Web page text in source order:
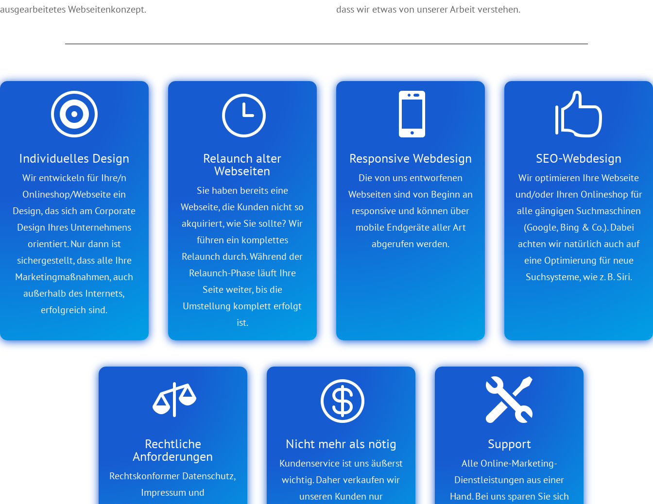
ausgearbeitetes Webseitenkonzept.
dass wir etwas von unserer Arbeit verstehen.

Individuelles Design
Wir entwickeln für Ihre/n
Onlineshop/Webseite ein
Design, das sich am Corporate
Design Ihres Unternehmens
orientiert. Nur dann ist
sichergestellt, dass alle Ihre
Marketingmaßnahmen, auch
außerhalb des Internets,
erfolgreich sind.
}
Relaunch alter
Webseiten
Sie haben bereits eine
Webseite, die Kunden nicht so
akquiriert, wie Sie sollte? Wir
führen ein komplettes
Relaunch durch. Während der
Relaunch-Phase läuft Ihre
Seite weiter, bis die
Umstellung komplett erfolgt
ist.

Responsive Webdesign
Die von uns entworfenen
Webseiten sind von Beginn an
responsive und können über
mobile Endgeräte aller Art
abgerufen werden.

SEO-Webdesign
Wir optimieren Ihre Webseite
und/oder Ihren Onlineshop für
alle gängigen Suchmaschinen
(Google, Bing & Co.). Dabei
achten wir natürlich auch auf
eine Optimierung für neue
Suchsysteme, wie z. B. Siri.

Rechtliche
Anforderungen
Rechtskonformer Datenschutz,
Impressum und

Nicht mehr als nötig
Kundenservice ist uns äußerst
wichtig. Daher verkaufen wir
unseren Kunden nur

Support
Alle Online-Marketing-
Dienstleistungen aus einer
Hand. Bei uns sparen Sie sich